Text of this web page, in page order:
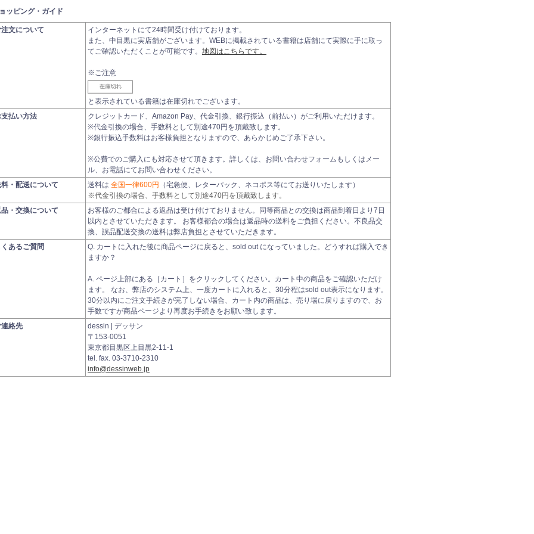
ッピング・ガイド
文について
インターネットにて24時間受け付けております。
また、中目黒に実店舗がございます。WEBに掲載されている書籍は店舗にて実際に手に取っ
てご確認いただくことが可能です。 地図はこちらです。
※ご注意
と表示されている書籍は在庫切れでございます。
払い方法
クレジットカード、Amazon Pay、代金引換、銀行振込（前払い）がご利用いただけます。
※代金引換の場合、手数料として別途470円を頂戴致します。
※銀行振込手数料はお客様負担となりますので、あらかじめご了承下さい。
※公費でのご購入にも対応させて頂きます。詳しくは、お問い合わせフォームもしくはメー
ル、お電話にてお問い合わせください。
・配送について
送料は 全国一律600円
（宅急便、レターパック、ネコポス等にてお送りいたします）
※代金引換の場合、手数料として別途470円を頂戴致します。
・交換について
お客様のご都合による返品は受け付けておりません。同等商品との交換は商品到着日より7日
以内とさせていただきます。 お客様都合の場合は返品時の送料をご負担ください。不良品交
換、誤品配送交換の送料は弊店負担とさせていただきます。
あるご質問
Q. カートに入れた後に商品ページに戻ると、sold out になっていました。どうすれば購入でき
ますか？
A. ページ上部にある［カート］をクリックしてください。カート中の商品をご確認いただけ
ます。 なお、弊店のシステム上、一度カートに入れると、30分程はsold out表示になります。
30分以内にご注文手続きが完了しない場合、カート内の商品は、売り場に戻りますので、お
手数ですが商品ページより再度お手続きをお願い致します。
絡先
dessin | デッサン
〒153-0051
東京都目黒区上目黒2-11-1
tel. fax. 03-3710-2310
info@dessinweb.jp